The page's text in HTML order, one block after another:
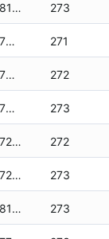
12,810 zł 273
12,730 zł 271
12,730 zł 272
12,730 zł 273
12,720 zł 272
12,720 zł 273
12,810 zł 273